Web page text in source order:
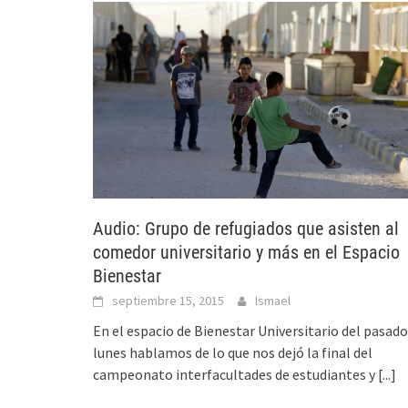
Audio: Grupo de refugiados que asisten al
comedor universitario y más en el Espacio
Bienestar
septiembre 15, 2015 Ismael
En el espacio de Bienestar Universitario del pasado
lunes hablamos de lo que nos dejó la final del
campeonato interfacultades de estudiantes y [...]